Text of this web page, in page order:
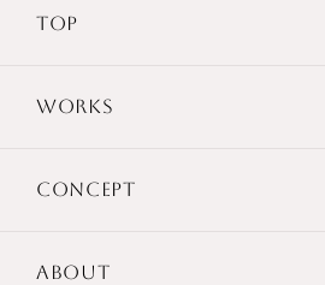
TOP
WORKS
CONCEPT
ABOUT